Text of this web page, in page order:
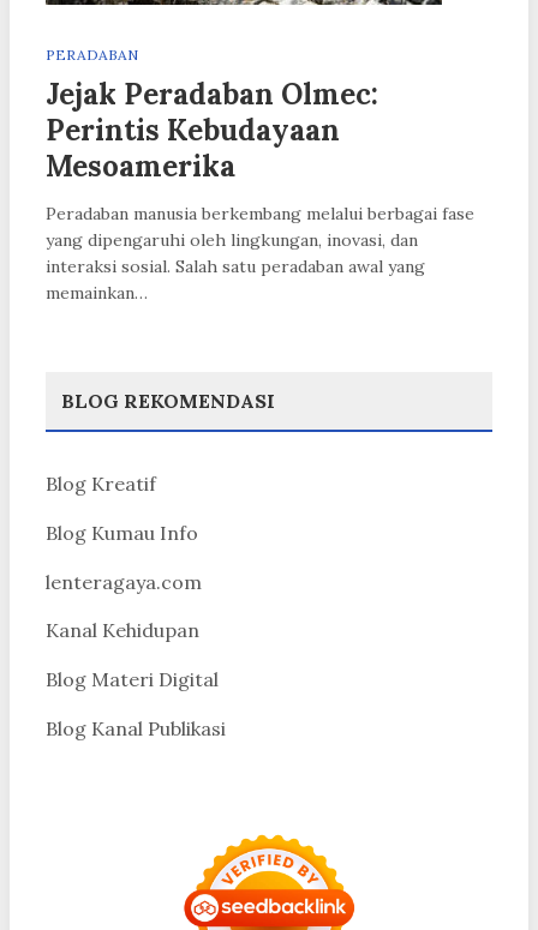
PERADABAN
Jejak Peradaban Olmec:
Perintis Kebudayaan
Mesoamerika
Peradaban manusia berkembang melalui berbagai fase
yang dipengaruhi oleh lingkungan, inovasi, dan
interaksi sosial. Salah satu peradaban awal yang
memainkan…
BLOG REKOMENDASI
Blog Kreatif
Blog Kumau Info
lenteragaya.com
Kanal Kehidupan
Blog Materi Digital
Blog Kanal Publikasi